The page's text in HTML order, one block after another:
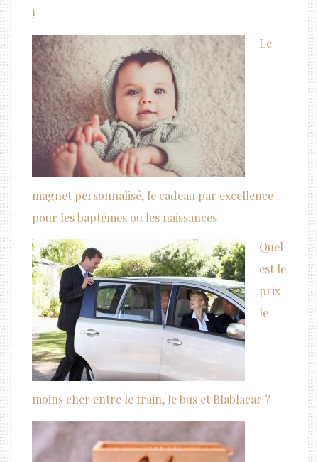
!
Le
magnet personnalisé, le cadeau par excellence
pour les baptêmes ou les naissances
Quel
est le
prix
le
moins cher entre le train, le bus et Blablacar ?